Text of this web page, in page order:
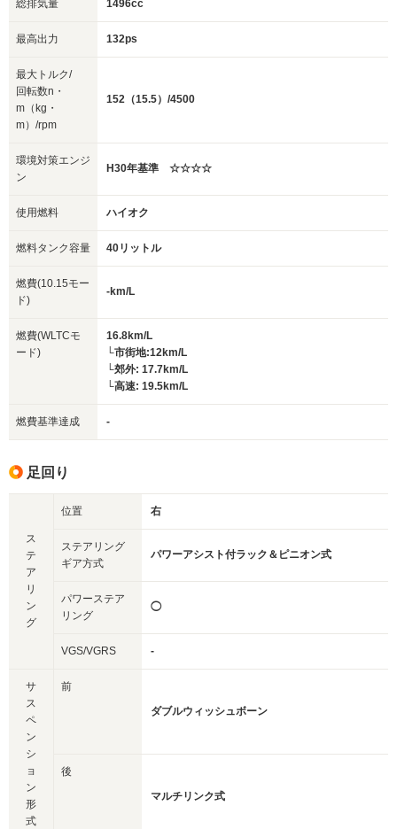
総排気量 1496cc
最高出力 132ps
最大トルク/
回転数n・
m（kg・
m）/rpm
152（15.5）/4500
環境対策エンジ
ン
H30年基準 ☆☆☆☆
使用燃料 ハイオク
燃料タンク容量 40リットル
燃費(10.15モー
ド)
-km/L
燃費(WLTCモ
ード)
16.8km/L
└市街地:12km/L
└郊外: 17.7km/L
└高速: 19.5km/L
燃費基準達成 -
足回り
ス
テ
ア
リ
ン
グ
位置 右
ステアリング
ギア方式
パワーアシスト付ラック＆ピニオン式
パワーステア
リング
◯
VGS/VGRS -
サ
ス
ペ
ン
シ
ョ
ン
形
式
前
ダブルウィッシュボーン
後
マルチリンク式